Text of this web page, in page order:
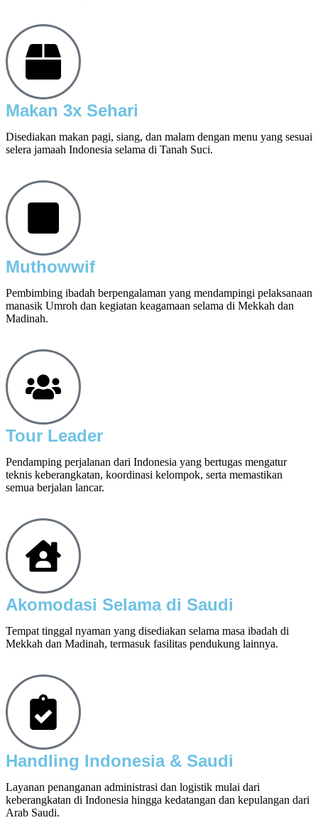
Makan 3x Sehari
Disediakan makan pagi, siang, dan malam dengan menu yang sesuai
selera jamaah Indonesia selama di Tanah Suci.
Muthowwif
Pembimbing ibadah berpengalaman yang mendampingi pelaksanaan
manasik Umroh dan kegiatan keagamaan selama di Mekkah dan
Madinah.
Tour Leader
Pendamping perjalanan dari Indonesia yang bertugas mengatur
teknis keberangkatan, koordinasi kelompok, serta memastikan
semua berjalan lancar.
Akomodasi Selama di Saudi
Tempat tinggal nyaman yang disediakan selama masa ibadah di
Mekkah dan Madinah, termasuk fasilitas pendukung lainnya.
Handling Indonesia & Saudi
Layanan penanganan administrasi dan logistik mulai dari
keberangkatan di Indonesia hingga kedatangan dan kepulangan dari
Arab Saudi.